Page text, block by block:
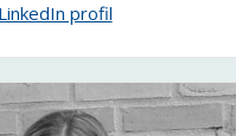
profil